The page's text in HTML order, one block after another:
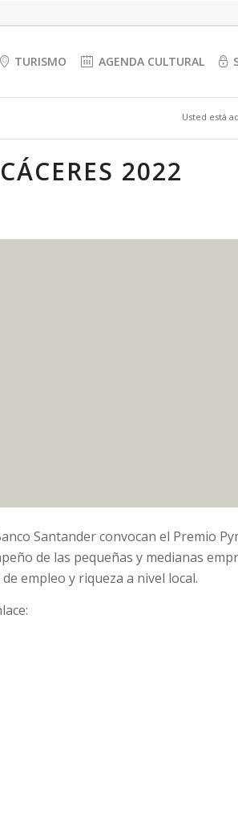
TURISMO AGENDA CULTURAL
Usted está
2022
Santander convocan el Premio
de las pequeñas y medianas
empleo y riqueza a nivel local.